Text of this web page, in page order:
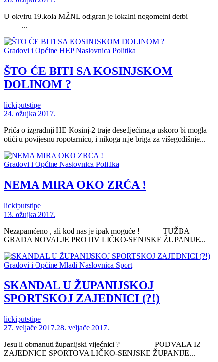
U okviru 19.kola MŽNL odigran je lokalni nogometni derbi
...
Gradovi i Općine HEPNaslovnica Politika
ŠTO ĆE BITI SA KOSINJSKOM
DOLINOM ?
lickiputstipe
24. ožujka 2017.
Priča o izgradnji HE Kosinj-2 traje desetljećima,a uskoro bi mogla
otići u povijesnu ropotarnicu, i nikoga nije briga za višegodišnje...
Gradovi i Općine Naslovnica Politika
NEMA MIRA OKO ZRĆA !
lickiputstipe
13. ožujka 2017.
Nezapamćeno , ali kod nas je ipak moguće ! TUŽBA
GRADA NOVALJE PROTIV LIČKO-SENJSKE ŽUPANIJE...
Gradovi i Općine Mladi Naslovnica Sport
SKANDAL U ŽUPANIJSKOJ
SPORTSKOJ ZAJEDNICI (?!)
lickiputstipe
27. veljače 2017.28. veljače 2017.
Jesu li obmanuti županijski vijećnici ? PODVALA IZ
ZAJEDNICE SPORTOVA LIČKO-SENJSKE ŽUPANIJE...